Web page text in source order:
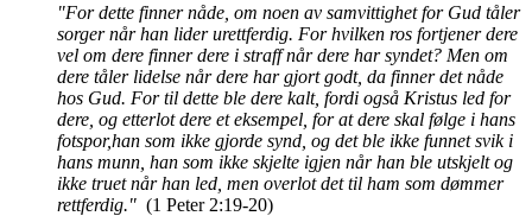
"For dette finner nåde, om noen av samvittighet for Gud tåler
sorger når han lider urettferdig. For hvilken ros fortjener dere
vel om dere finner dere i straff når dere har syndet? Men om
dere tåler lidelse når dere har gjort godt, da finner det nåde
hos Gud. For til dette ble dere kalt, fordi også Kristus led for
dere, og etterlot dere et eksempel, for at dere skal følge i hans
fotspor,han som ikke gjorde synd, og det ble ikke funnet svik i
hans munn, han som ikke skjelte igjen når han ble utskjelt og
ikke truet når han led, men overlot det til ham som dømmer
rettferdig." (1 Peter 2:19-20)